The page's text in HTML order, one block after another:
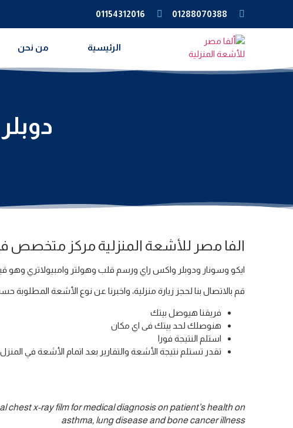
01288070388
01154312016
الرئيسية من نحن
الفا مصر للأشعة المنزلية مركز متخصص في
ايكو وسونار ودوبلر واكس راي ورسم قلب وهولتر وامبيولاتري وهو قياس ضغط
قم بالاتصال بنا لحجز زيارة منزلية، واخبرنا عن نوع الأشعة
فريقنا هيوصل بيتك
هنوصلك لحد بيتك فى اي مكان
استلم النتيجة فورا
تقدر تستلم نتيجة الأشعة والتقارير بعد اتمام الأشعة في
chest x-ray film for medical diagnosis on patient’s health on
asthma, lung disease and bone cancer illness